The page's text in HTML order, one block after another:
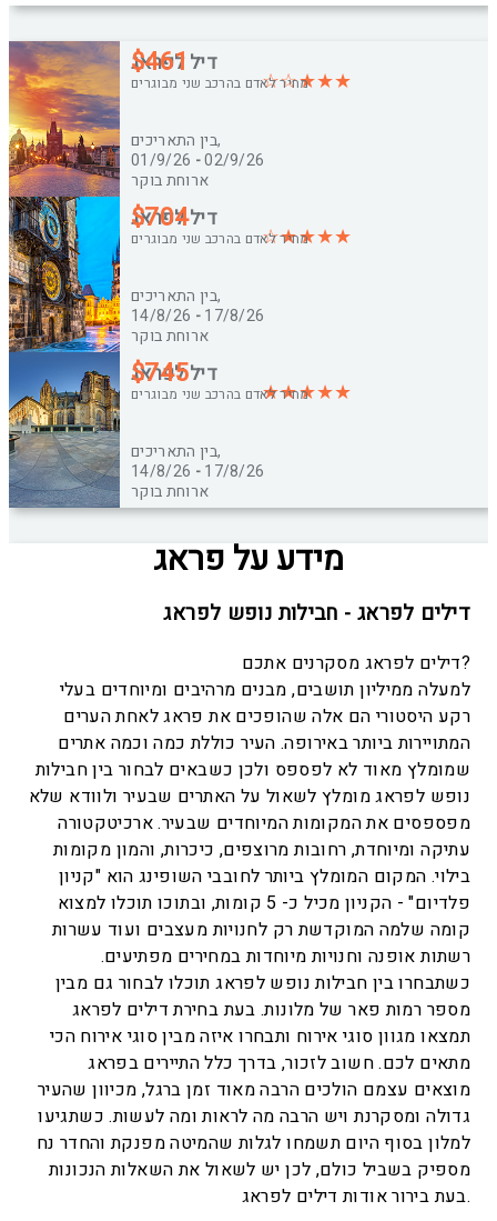
דיל לפראג
$461
מחיר לאדם בהרכב שני מבוגרים
בין התאריכים,
01/9/26 -02/9/26
ארוחת בוקר
דיל לפראג
$704
מחיר לאדם בהרכב שני מבוגרים
בין התאריכים,
14/8/26 -17/8/26
ארוחת בוקר
דיל לפראג
$745
מחיר לאדם בהרכב שני מבוגרים
בין התאריכים,
14/8/26 -17/8/26
ארוחת בוקר
מידע על פראג
דילים לפראג - חבילות נופש לפראג
דילים לפראג מסקרנים אתכם?
למעלה ממיליון תושבים, מבנים מרהיבים ומיוחדים בעלי
רקע היסטורי הם אלה שהופכים את פראג לאחת הערים
המתויירות ביותר באירופה. העיר כוללת כמה וכמה אתרים
שמומלץ מאוד לא לפספס ולכן כשבאים לבחור בין חבילות
נופש לפראג מומלץ לשאול על האתרים שבעיר ולוודא שלא
מפספסים את המקומות המיוחדים שבעיר. ארכיטקטורה
עתיקה ומיוחדת, רחובות מרוצפים, כיכרות, והמון מקומות
בילוי. המקום המומלץ ביותר לחובבי השופינג הוא "קניון
פלדיום" - הקניון מכיל כ- 5 קומות, ובתוכו תוכלו למצוא
קומה שלמה המוקדשת רק לחנויות מעצבים ועוד עשרות
רשתות אופנה וחנויות מיוחדות במחירים מפתיעים.
כשתבחרו בין חבילות נופש לפראג תוכלו לבחור גם מבין
מספר רמות פאר של מלונות. בעת בחירת דילים לפראג
תמצאו מגוון סוגי אירוח ותבחרו איזה מבין סוגי אירוח הכי
מתאים לכם. חשוב לזכור, בדרך כלל התיירים בפראג
מוצאים עצמם הולכים הרבה מאוד זמן ברגל, מכיוון שהעיר
גדולה ומסקרנת ויש הרבה מה לראות ומה לעשות. כשתגיעו
למלון בסוף היום תשמחו לגלות שהמיטה מפנקת והחדר נח
מספיק בשביל כולם, לכן יש לשאול את השאלות הנכונות
בעת בירור אודות דילים לפראג.